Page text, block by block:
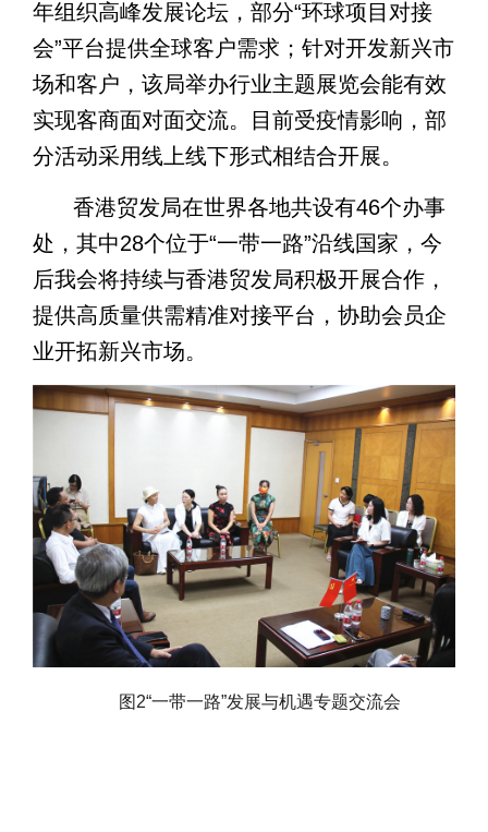
年组织高峰发展论坛，部分“环球项目对接
会”平台提供全球客户需求；针对开发新兴市
场和客户，该局举办行业主题展览会能有效
实现客商面对面交流。目前受疫情影响，部
分活动采用线上线下形式相结合开展。
香港贸发局在世界各地共设有46个办事
处，其中28个位于“一带一路”沿线国家，今
后我会将持续与香港贸发局积极开展合作，
提供高质量供需精准对接平台，协助会员企
业开拓新兴市场。
图 2“一带一路”发展与机遇专题交流会